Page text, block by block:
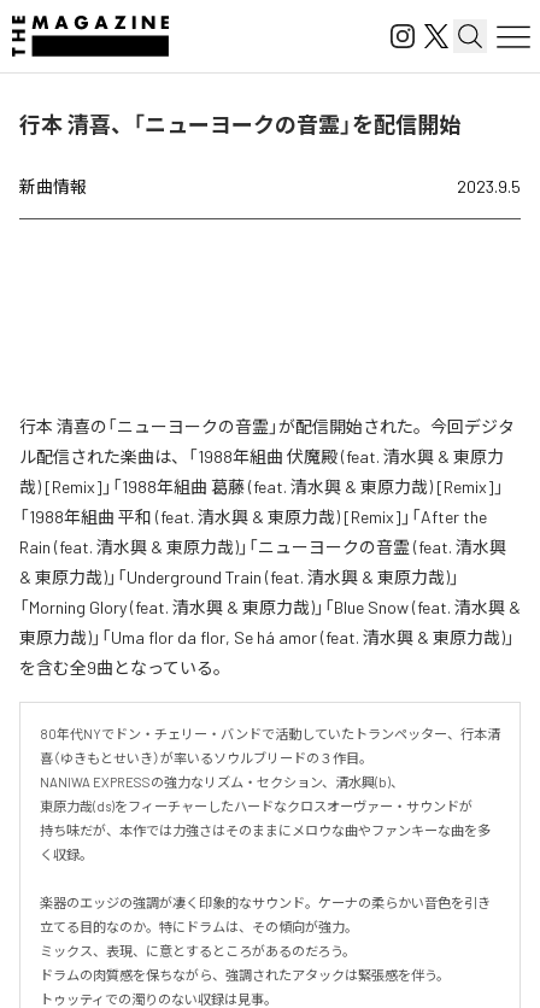
行本 清喜、「ニューヨークの音霊」を配信開始
新曲情報 2023.9.5
行本 清喜の「ニューヨークの音霊」が配信開始された。今回デジタ
ル配信された楽曲は、「1988年組曲 伏魔殿 (feat. 清水興 & 東原力
哉) [Remix]」「1988年組曲 葛藤 (feat. 清水興 & 東原力哉) [Remix]」
「1988年組曲 平和 (feat. 清水興 & 東原力哉) [Remix]」「After the
Rain (feat. 清水興 & 東原力哉)」「ニューヨークの音霊 (feat. 清水興
& 東原力哉)」「Underground Train (feat. 清水興 & 東原力哉)」
「Morning Glory (feat. 清水興 & 東原力哉)」「Blue Snow (feat. 清水興 &
東原力哉)」「Uma flor da flor, Se há amor (feat. 清水興 & 東原力哉)」
を含む全9曲となっている。
80年代NYでドン・チェリー・バンドで活動していたトランペッター、行本清
喜（ゆきもとせいき）が率いるソウルブリードの３作目。
NANIWA EXPRESSの強力なリズム・セクション、清水興(b)、
東原力哉(ds)をフィーチャーしたハードなクロスオーヴァー・サウンドが
持ち味だが、本作では力強さはそのままにメロウな曲やファンキーな曲を多
く収録。
楽器のエッジの強調が凄く印象的なサウンド。ケーナの柔らかい音色を引き
立てる目的なのか。特にドラムは、その傾向が強力。
ミックス、表現、に意とするところがあるのだろう。
ドラムの肉質感を保ちながら、強調されたアタックは緊張感を伴う。
トゥッティでの濁りのない収録は見事。